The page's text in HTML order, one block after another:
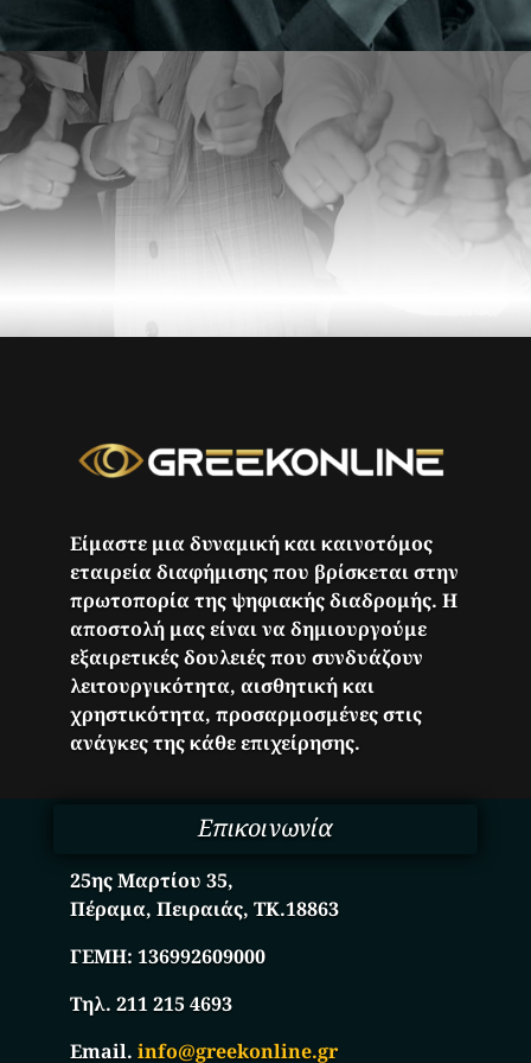
Είμαστε μια δυναμική και καινοτόμος
εταιρεία διαφήμισης που βρίσκεται στην
πρωτοπορία της ψηφιακής διαδρομής. Η
αποστολή μας είναι να δημιουργούμε
εξαιρετικές δουλειές που συνδυάζουν
λειτουργικότητα, αισθητική και
χρηστικότητα, προσαρμοσμένες στις
ανάγκες της κάθε επιχείρησης.
Επικοινωνία
25ης Μαρτίου 35,
Πέραμα, Πειραιάς, ΤΚ.18863
ΓΕΜΗ:136992609000
Τηλ. 211 215 4693
Email.info@greekonline.gr